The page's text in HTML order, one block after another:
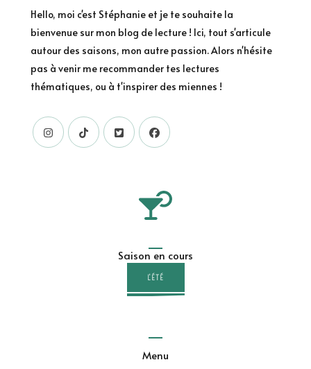
Hello, moi c'est Stéphanie et je te souhaite la
bienvenue sur mon blog de lecture ! Ici, tout s'articule
autour des saisons, mon autre passion. Alors n'hésite
pas à venir me recommander tes lectures
thématiques, ou à t'inspirer des miennes !
Saison en cours
L'ÉTÉ
Menu